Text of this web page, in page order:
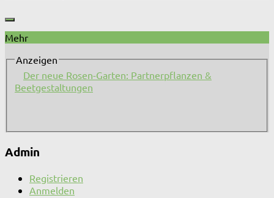
Mehr
Anzeigen
Der neue Rosen-Garten: Partnerpflanzen &
Beetgestaltungen
Admin
Registrieren
Anmelden